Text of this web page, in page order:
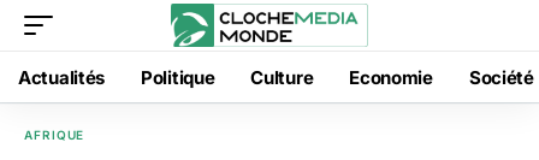
Actualités Politique Culture Economie Société
AFRIQUE